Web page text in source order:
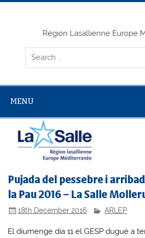
Skip
Région Lasallienne Europe
MENU
Pujada del pessebre i
la Pau 2016 – La Salle
18th December 2016 ARLEP
El diumenge dia 11 el GESP dugué a